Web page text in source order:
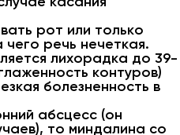
рот или только
речь нечеткая.
лихорадка до 39-
контуров)
болезненность в
абсцесс (он
то миндалина со